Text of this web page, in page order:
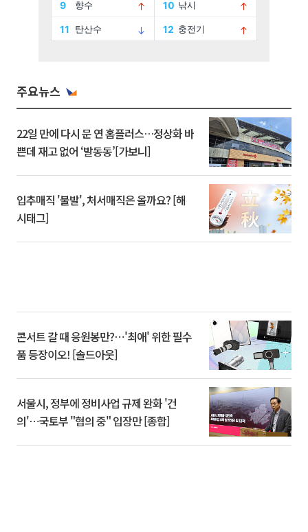
주요뉴스
22일 만에 다시 문 연 홈플러스…정상화 바
쁜데 재고 없어 ‘발동동’[가보니]
입추매직 '불발', 처서매직은 올까요? [해
시태그]
콘서트 갈 때 응원봉만?⋯'최애' 위한 필수
품 등장이오! [솔드아웃]
서울시, 정부에 정비사업 규제 완화 '건
의'⋯국토부 "협의 중" 입장만 [종합]